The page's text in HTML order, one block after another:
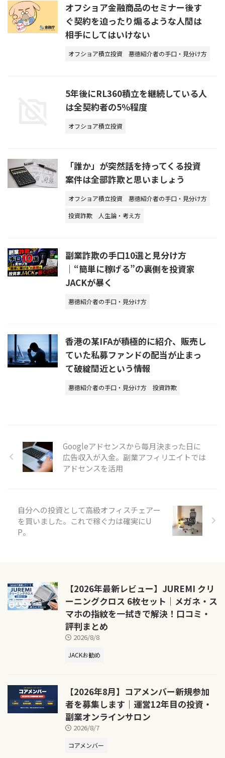
オフショア金融商品のセミナー後す
ぐ契約を迫ったり煽るような人間は
相手にしてはいけない
オフショア積立投資 悪徳紹介者の手口・見分け方
5年後にRL360積立を継続している人
は全契約者の5％程度
オフショア積立投資
「誰か」が突然話を持ってくる投資
案件は全部詐欺と思いましょう
オフショア積立投資
悪徳紹介者の手口・見分け方
投資詐欺
人生論・考え方
副業詐欺の手口10選と見分け方
｜“簡単に稼げる”の裏側を投資家
JACKが暴く
悪徳紹介者の手口・見分け方
香港の某IFAが積極的に紹介、販売し
ていた私募ファンドの配当が止まっ
て破綻間近という情報
悪徳紹介者の手口・見分け方 投資詐欺
Googleアドセンスから毎月決まった日に
広告収入が入金。副業アフィリエイトでは
アドセンスを活用
自分への投資として高級オフィスチェアー
を買いました。これで稼ぐ力は確実にU
P。
【2026年最新レビュー】JUREMI クリ
ーニングクロス 6枚セット｜メガネ・ス
マホの指紋を一拭きで解決！口コミ・
評判まとめ
2026/8/8
JACKお勧め
【2026年8月】コアメンバー新規参加
者を募集します｜運営12年目の投資・
副業オンラインサロン
2026/8/7
コアメンバー